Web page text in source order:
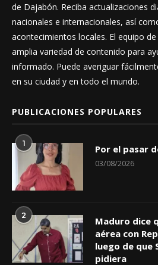
de Dajabón. Reciba actualizaciones
nacionales e internacionales, así
acontecimientos locales. El equipo
amplia variedad de contenido para
informado. Puede averiguar
en su ciudad y en todo el mundo.
PUBLICACIONES POPULARES
1 Por el pasar
03/08/2026
2
Maduro dice
aérea con
luego de que
pidiera